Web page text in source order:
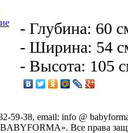
- Глубина: 60
- Ширина: 54
- Высота: 105
59-38, email: info @
Все права